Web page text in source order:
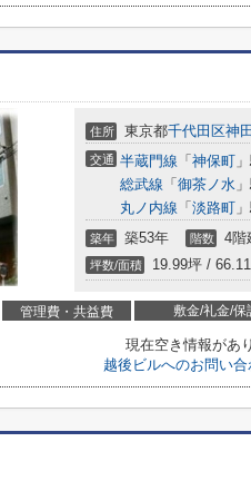
住所 東京都千代田区神
交通 半蔵門線 「 神保町
総武線 「 御茶ノ水
丸ノ内線 「 淡路町
築年 築53年 階数 4階
坪数/面積 19.99坪 /
管理費・共益費 敷金/礼金/保
現在空き情報があ
越後ビルへのお問い